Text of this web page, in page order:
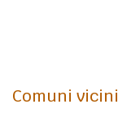
Comuni vicini